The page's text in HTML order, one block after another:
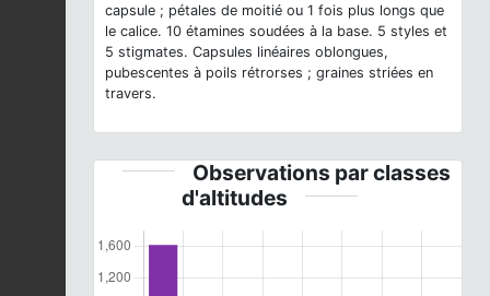
capsule ; pétales de moitié ou 1 fois plus longs que
le calice. 10 étamines soudées à la base. 5 styles et
5 stigmates. Capsules linéaires oblongues,
pubescentes à poils rétrorses ; graines striées en
travers.
Observations par classes
d'altitudes